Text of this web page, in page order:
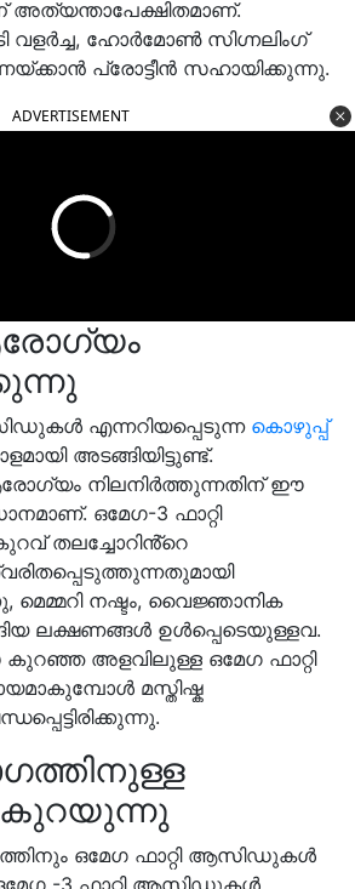
അത്യന്താപേക്ഷിതമാണ്.
വളർച്ച, ഹോർമോൺ സിഗ്നലിംഗ്
പ്രോട്ടീൻ സഹായിക്കുന്നു.
ADVERTISEMENT
എന്നറിയപ്പെടുന്നകൊഴുപ്പ്
അടങ്ങിയിട്ടുണ്ട്.
നിലനിർത്തുന്നതിന് ഈ
ഒമേഗ-3 ഫാറ്റി
തലച്ചോറിൻ്റെ
മെമ്മറി നഷ്ടം, വൈജ്ഞാനിക
ലക്ഷണങ്ങൾ ഉൾപ്പെടെയുള്ളവ.
അളവിലുള്ള ഒമേഗ ഫാറ്റി
മസ്തിഷ്ക
ഒമേഗ ഫാറ്റി ആസിഡുകൾ
-3 ഫാറ്റി ആസിഡുകൾ